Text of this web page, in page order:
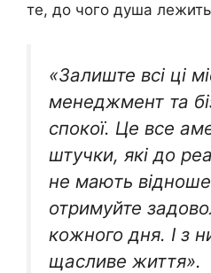
те, до чого душа
«Залиште всі ці
менеджмент та
спокої. Це все
штучки, які до
не мають
отримуйте
кожного дня. І з
щасливе життя».